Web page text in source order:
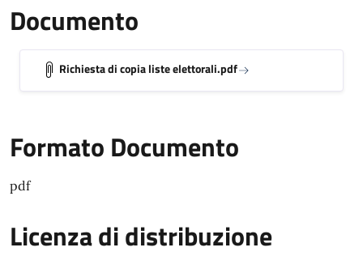
Documento
Richiesta di copia liste elettorali.pdf
Formato Documento
pdf
Licenza di distribuzione